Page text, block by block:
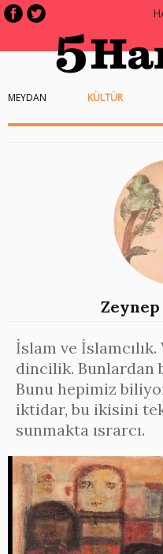
MEYDAN KÜLTÜR
İslam ve
dincilik. Bunlardan
Bunu hepimiz
iktidar, bu ikisini
sunmakta ısrarcı.